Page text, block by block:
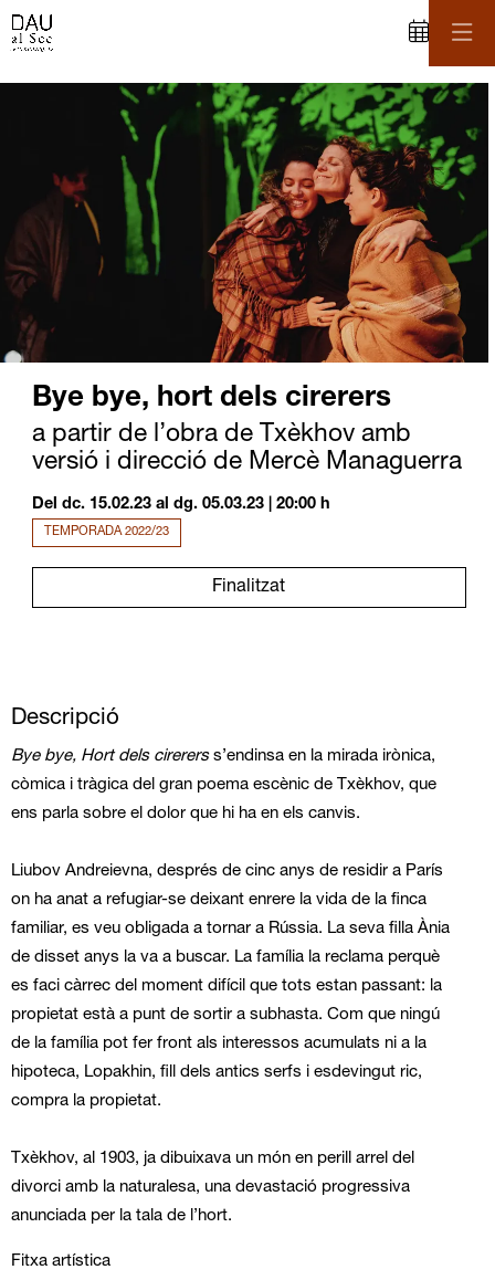
Bye bye, hort dels cirerers
a partir de l’obra de Txèkhov amb
versió i direcció de Mercè Managuerra
Del dc. 15.02.23al dg. 05.03.23| 20:00 h
TEMPORADA 2022/23
Finalitzat
Descripció
Bye bye, Hort dels cirerers s’endinsa en la mirada irònica,
còmica i tràgica del gran poema escènic de Txèkhov, que
ens parla sobre el dolor que hi ha en els canvis.
Liubov Andreievna, després de cinc anys de residir a París
on ha anat a refugiar-se deixant enrere la vida de la finca
familiar, es veu obligada a tornar a Rússia. La seva filla Ània
de disset anys la va a buscar. La família la reclama perquè
es faci càrrec del moment difícil que tots estan passant: la
propietat està a punt de sortir a subhasta. Com que ningú
de la família pot fer front als interessos acumulats ni a la
hipoteca, Lopakhin, fill dels antics serfs i esdevingut ric,
compra la propietat.
Txèkhov, al 1903, ja dibuixava un món en perill arrel del
divorci amb la naturalesa, una devastació progressiva
anunciada per la tala de l’hort.
Fitxa artística